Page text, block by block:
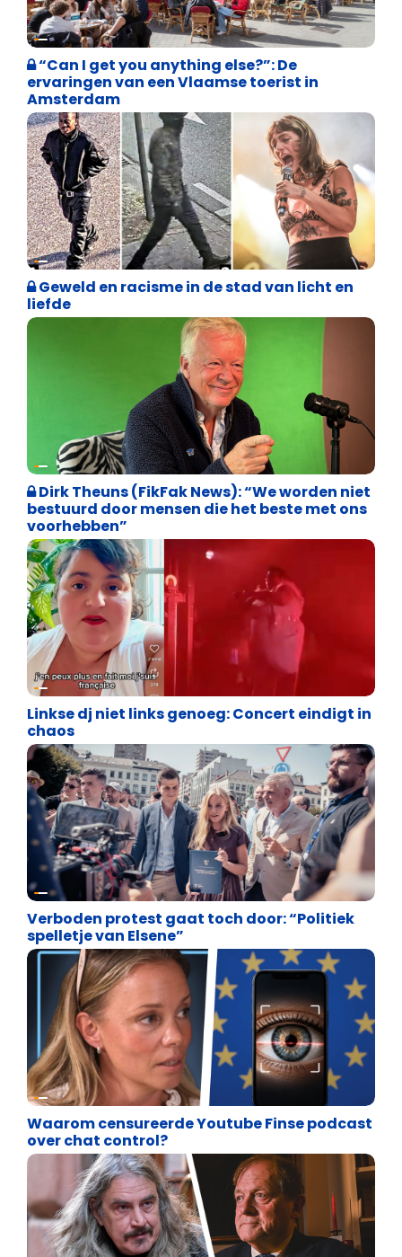
Vrijheid van meningsuiting
“Can I get you anything else?”: De
ervaringen van een Vlaamse toerist in
Amsterdam
Vrijheid van meningsuiting
Geweld en racisme in de stad van licht en
liefde
Weekblad 't Pallieterke
Dirk Theuns (FikFak News): “We worden niet
bestuurd door mensen die het beste met ons
voorhebben”
Vrijheid van meningsuiting
Linkse dj niet links genoeg: Concert eindigt in
chaos
Vrijheid van meningsuiting
Verboden protest gaat toch door: “Politiek
spelletje van Elsene”
Vrijheid van meningsuiting
Waarom censureerde Youtube Finse podcast
over chat control?